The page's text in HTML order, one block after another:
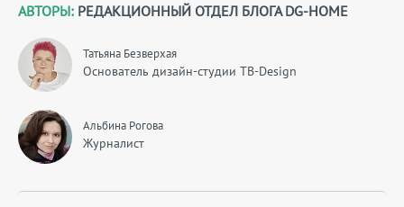
АВТОРЫ: РЕДАКЦИОННЫЙ ОТДЕЛ БЛОГА DG-HOME
Татьяна Безверхая
Основатель дизайн-студии TB-Design
Альбина Рогова
Журналист